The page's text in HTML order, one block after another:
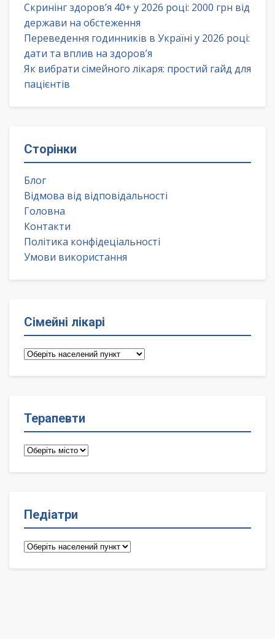
Скринінг здоров’я 40+ у 2026 році: 2000 грн від
держави на обстеження
Переведення годинників в Україні у 2026 році:
дати та вплив на здоров’я
Як вибрати сімейного лікаря: простий гайд для
пацієнтів
Сторінки
Блог
Відмова від відповідальності
Головна
Контакти
Політика конфідеціальності
Умови використання
Сімейні лікарі
Сімейні
Терапевти
Терапевти
Педіатри
Педіатри